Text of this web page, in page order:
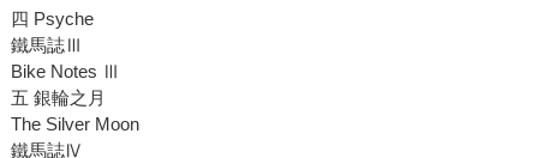
四 Psyche
鐵馬誌Ⅲ
Bike Notes Ⅲ
五 銀輪之月
The Silver Moon
鐵馬誌Ⅳ